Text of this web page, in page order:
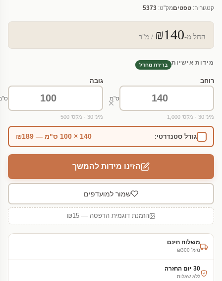
קטגוריה: טפטיםמק"ט: 5373
החל מ-₪140 / מ"ר
מידות אישיות ברירת מחדל
רוחב
ס"מ
מינ' 30 · מקס' 1,000
×
גובה
מינ' 30 · מקס' 500
גודל סטנדרטי: 140 × 100 ס"מ — ₪189
הזינו מידות להמשך
שמור למועדפים
הזמנת דוגמית הדפסה — ₪15
משלוח חינם
מעל ₪300
30 יום החזרה
ללא שאלות